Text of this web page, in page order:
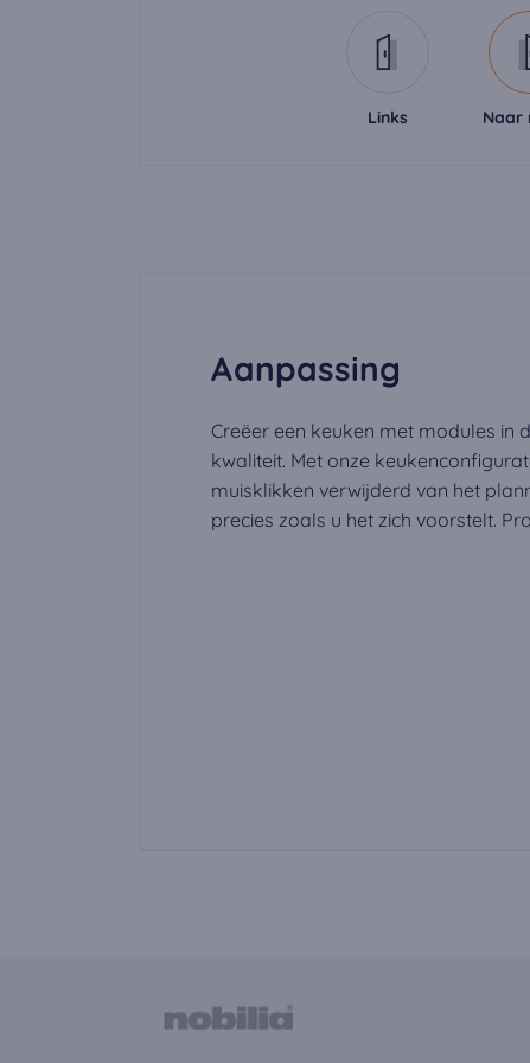
Externe media
De cookies zijn
kan de video
Links Naar
Aanpassing
Creëer een keuken met modules in
kwaliteit. Met onze
muisklikken verwijderd van het
precies zoals u het zich voorstelt.